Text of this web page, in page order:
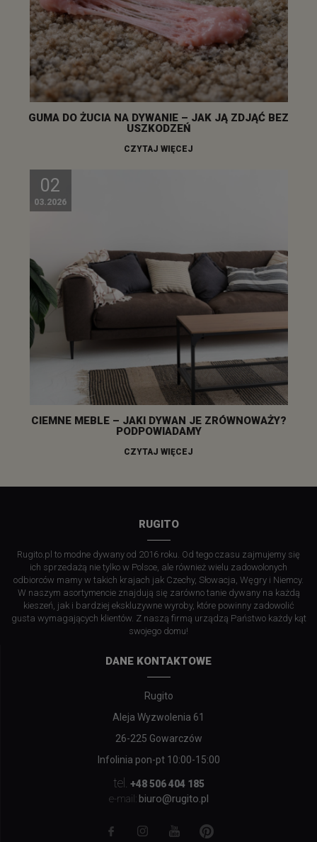
GUMA DO ŻUCIA NA DYWANIE – JAK JĄ ZDJĄĆ BEZ
USZKODZEŃ
CZYTAJ WIĘCEJ
02
03.2026
CIEMNE MEBLE – JAKI DYWAN JE ZRÓWNOWAŻY?
PODPOWIADAMY
CZYTAJ WIĘCEJ
RUGITO
Rugito.pl to modne dywany od 2016 roku. Od tego czasu zajmujemy się
ich sprzedażą nie tylko w Polsce, ale również wielu zadowolonych
odbiorców mamy w takich krajach jak Czechy, Słowacja, Węgry i Niemcy.
W naszym asortymencie znajdują się zarówno tanie dywany na każdą
kieszeń, jak i bardziej ekskluzywne wyroby, które powinny zadowolić
gusta wymagających klientów. Z naszą firmą urządzą Państwo każdy kąt
swojego domu!
DANE KONTAKTOWE
Rugito
Aleja Wyzwolenia 61
26-225 Gowarczów
Infolinia pon-pt 10:00-15:00
tel. +48 506 404 185
e-mail: biuro@rugito.pl